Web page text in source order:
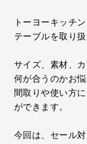
オンライン見
トーヨーキッチ
テーブルを取り
サイズ、素材、
何が合うのかお悩
間取りや使い方
ができます。
今回は、セール